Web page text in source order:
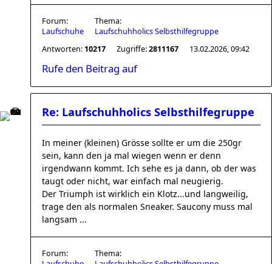
Forum:
Laufschuhe
Thema:
Laufschuhholics Selbsthilfegruppe
Antworten: 10217 Zugriffe:2811167 13.02.2026, 09:42
Rufe den Beitrag auf
Re: Laufschuhholics Selbsthilfegruppe
In meiner (kleinen) Grösse sollte er um die 250gr
sein, kann den ja mal wiegen wenn er denn
irgendwann kommt. Ich sehe es ja dann, ob der was
taugt oder nicht, war einfach mal neugierig.
Der Triumph ist wirklich ein Klotz...und langweilig,
trage den als normalen Sneaker. Saucony muss mal
langsam ...
Forum:
Thema: